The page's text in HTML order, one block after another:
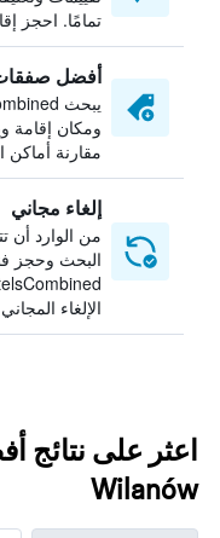
تمامًا. احجز
أفضل
ومكان إقامة
مقارنة أماكن
إلغاء مجاني
من الوارد أن
البحث وحجز
الإلغاء المجاني
Wilanów